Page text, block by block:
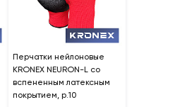
Перчатки нейлоновые
KRONEX NEURON-L со
вспененным латексным
покрытием, р.10